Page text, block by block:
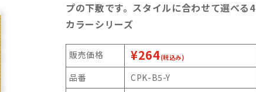
プの下敷です。スタイルに合わせて選べる4
カラーシリーズ
販売価格 ¥264(税込み)
品番
CPK-B5-Y